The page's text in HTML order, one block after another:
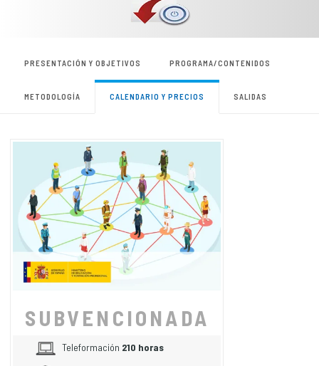
PRESENTACIÓN Y OBJETIVOS PROGRAMA/CONTENIDOS
METODOLOGÍA CALENDARIO Y PRECIOS SALIDAS
SUBVENCIONADA
Teleformación 210 horas